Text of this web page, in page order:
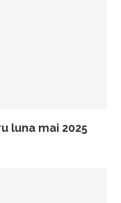
luna mai 2025